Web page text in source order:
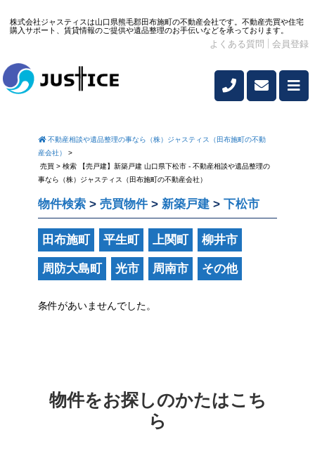
株式会社ジャスティスは山口県熊毛郡田布施町の不動産会社です。不動産売買や住宅
購入サポート、賃貸情報のご提供や遺品整理のお手伝いなどを承っております。
よくある質問 会員登録
不動産相談や遺品整理の事なら（株）ジャスティス（田布施町の不動
産会社）
>
売買 > 検索 【売戸建】新築戸建 山口県下松市 - 不動産相談や遺品整理の
事なら（株）ジャスティス（田布施町の不動産会社）
物件検索 > 売買物件 > 新築戸建 > 下松市
田布施町 平生町 上関町 柳井市
周防大島町 光市 周南市 その他
条件があいませんでした。
物件をお探しのかたはこち
ら